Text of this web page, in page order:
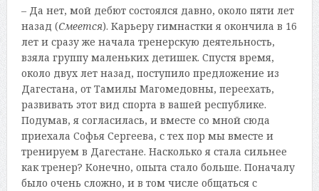
– Да нет, мой дебют состоялся давно, около пяти лет
назад (Смеется). Карьеру гимнастки я окончила в 16
лет и сразу же начала тренерскую деятельность,
взяла группу маленьких детишек. Спустя время,
около двух лет назад, поступило предложение из
Дагестана, от Тамилы Магомедовны, переехать,
развивать этот вид спорта в вашей республике.
Подумав, я согласилась, и вместе со мной сюда
приехала Софья Сергеева, с тех пор мы вместе и
тренируем в Дагестане. Насколько я стала сильнее
как тренер? Конечно, опыта стало больше. Поначалу
было очень сложно, и в том числе общаться с